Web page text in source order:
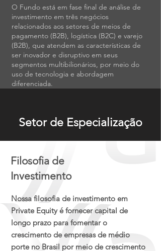
O Fundo está em fase final de análise de
investimento em três negócios
relacionados aos setores de meios de
pagamento (B2B), logística (B2C) e varejo
(B2B), que atendem as características de
ser inovador e disruptivo em seus
segmentos multibilionários, por meio do
uso de tecnologia e abordagem
diferenciada.
Setor de Especialização
Filosofia de
Investimento​
Nossa filosofia de investimento em
Private Equity é fornecer capital de
longo prazo para fomentar o
crescimento de empresas de médio
porte no Brasil por meio de crescimento